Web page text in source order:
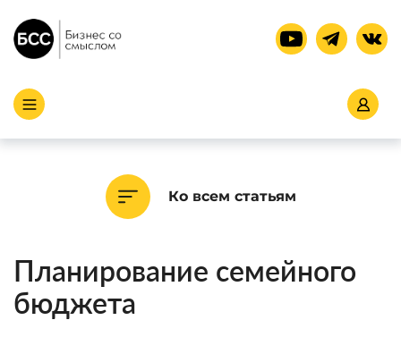
Ко всем статьям
Планирование семейного
бюджета